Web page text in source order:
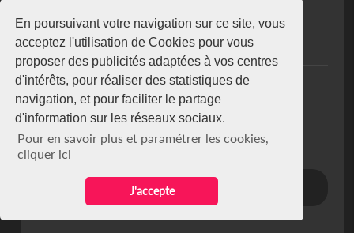
En poursuivant votre navigation sur ce site, vous
acceptez l'utilisation de Cookies pour vous
proposer des publicités adaptées à vos centres
d'intérêts, pour réaliser des statistiques de
navigation, et pour faciliter le partage
d'information sur les réseaux sociaux.
Pour en savoir plus et paramétrer les cookies,
cliquer ici
J'accepte
koaci@yahoo.fr
+225 07 08 85 52 93
NEWSLETTER
Restez connecté via notre newsletter
S'abonner
Se désabonner